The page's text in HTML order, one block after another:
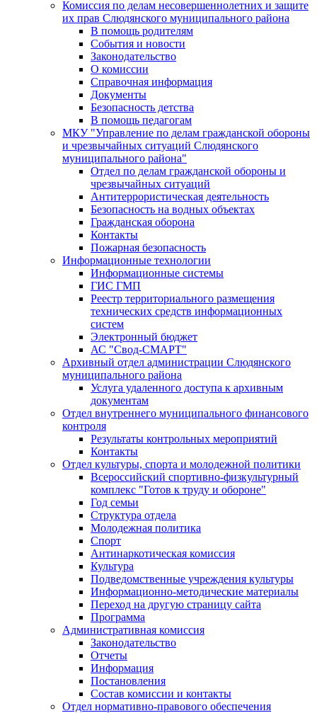
Комиссия по делам несовершеннолетних и защите
их прав Слюдянского муниципального района
В помощь родителям
События и новости
Законодательство
О комиссии
Справочная информация
Документы
Безопасность детства
В помощь педагогам
МКУ "Управление по делам гражданской обороны
и чрезвычайных ситуаций Слюдянского
муниципального района"
Отдел по делам гражданской обороны и
чрезвычайных ситуаций
Антитеррористическая деятельность
Безопасность на водных объектах
Гражданская оборона
Контакты
Пожарная безопасность
Информационные технологии
Информационные системы
ГИС ГМП
Реестр территориального размещения
технических средств информационных
систем
Электронный бюджет
АС "Свод-СМАРТ"
Архивный отдел администрации Слюдянского
муниципального района
Услуга удаленного доступа к архивным
документам
Отдел внутреннего муниципального финансового
контроля
Результаты контрольных мероприятий
Контакты
Отдел культуры, спорта и молодежной политики
Всероссийский спортивно-физкультурный
комплекс "Готов к труду и обороне"
Год семьи
Структура отдела
Молодежная политика
Спорт
Антинаркотическая комиссия
Культура
Подведомственные учреждения культуры
Информационно-методические материалы
Переход на другую страницу сайта
Программа
Административная комиссия
Законодательство
Отчеты
Информация
Постановления
Состав комиссии и контакты
Отдел нормативно-правового обеспечения